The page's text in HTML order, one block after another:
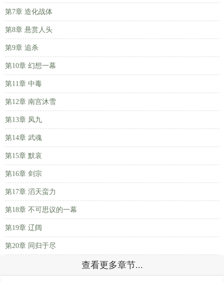
第7章 造化战体
第8章 悬赏人头
第9章 追杀
第10章 幻想一幕
第11章 中毒
第12章 南宫沐雪
第13章 凤九
第14章 武魂
第15章 默哀
第16章 剑宗
第17章 滔天蛮力
第18章 不可思议的一幕
第19章 辽阔
第20章 同归于尽
查看更多章节...